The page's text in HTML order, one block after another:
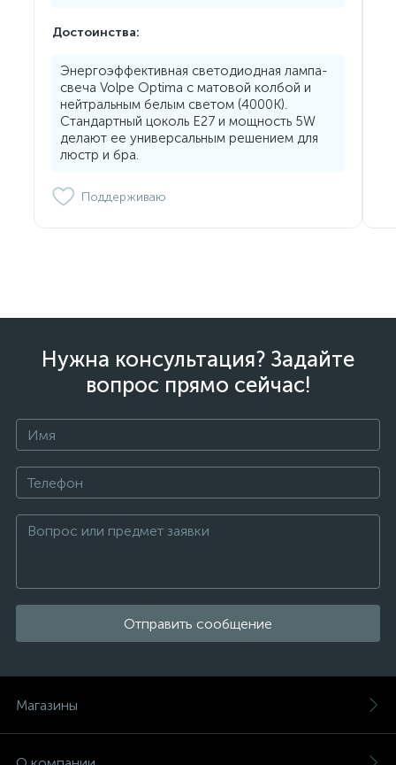
Достоинства:
Энергоэффективная светодиодная лампа-
свеча Volpe Optima с матовой колбой и
нейтральным белым светом (4000K).
Стандартный цоколь E27 и мощность 5W
делают ее универсальным решением для
люстр и бра.
Поддерживаю
Нужна консультация? Задайте
вопрос прямо сейчас!
Отправить сообщение
Магазины